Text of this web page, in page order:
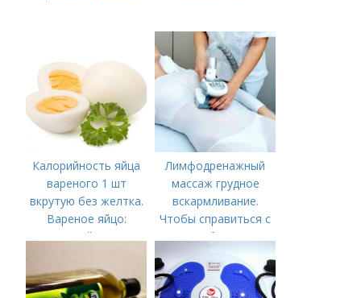
Калорийность яйца
вареного 1 шт
вкрутую без желтка.
Вареное яйцо:
калорийность
Лимфодренажный
массаж грудное
вскармливание.
Чтобы справиться с
нагрубанием,
необходимо
предпринять
следующие действия: